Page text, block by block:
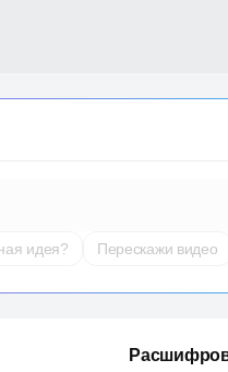
идея? Перескажи видео